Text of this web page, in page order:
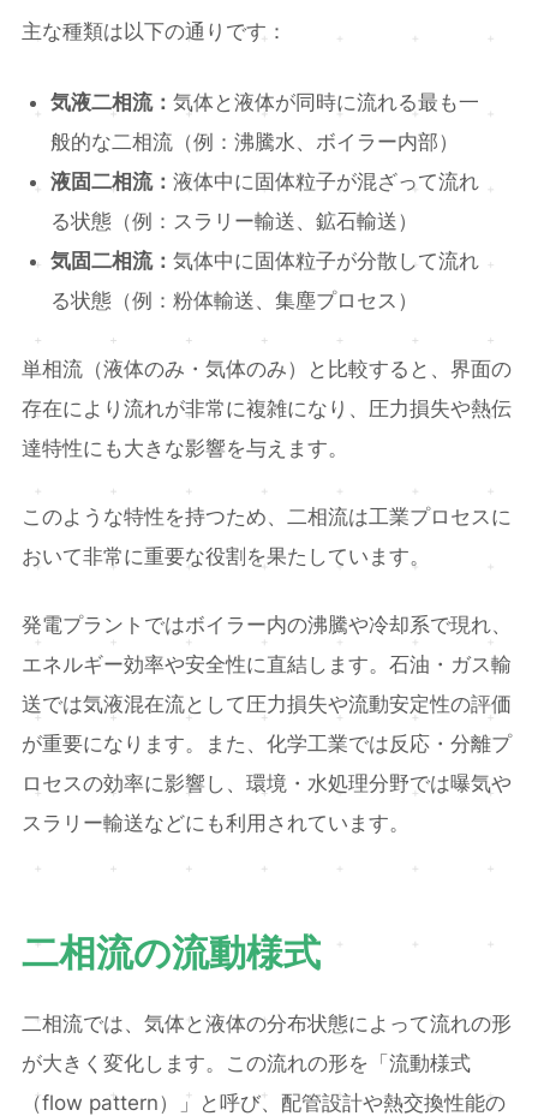
主な種類は以下の通りです：
気液二相流： 気体と液体が同時に流れる最も一
般的な二相流（例：沸騰水、ボイラー内部）
液固二相流： 液体中に固体粒子が混ざって流れ
る状態（例：スラリー輸送、鉱石輸送）
気固二相流： 気体中に固体粒子が分散して流れ
る状態（例：粉体輸送、集塵プロセス）
単相流（液体のみ・気体のみ）と比較すると、界面の
存在により流れが非常に複雑になり、圧力損失や熱伝
達特性にも大きな影響を与えます。
このような特性を持つため、二相流は工業プロセスに
おいて非常に重要な役割を果たしています。
発電プラントではボイラー内の沸騰や冷却系で現れ、
エネルギー効率や安全性に直結します。石油・ガス輸
送では気液混在流として圧力損失や流動安定性の評価
が重要になります。また、化学工業では反応・分離プ
ロセスの効率に影響し、環境・水処理分野では曝気や
スラリー輸送などにも利用されています。
二相流の流動様式
二相流では、気体と液体の分布状態によって流れの形
が大きく変化します。この流れの形を「流動様式
（flow pattern）」と呼び、配管設計や熱交換性能の